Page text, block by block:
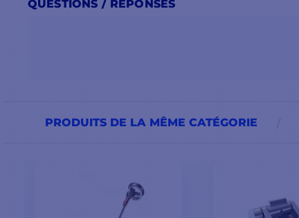
QUESTIONS / RÉPONSES
PRODUITS DE LA MÊME CATÉGORIE